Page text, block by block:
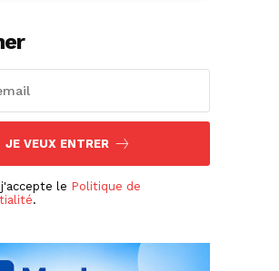
JE VEUX ENTRER
le Politique de
.